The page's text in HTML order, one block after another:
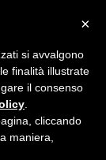
×
si avvalgono
finalità illustrate
il consenso
cliccando
maniera,